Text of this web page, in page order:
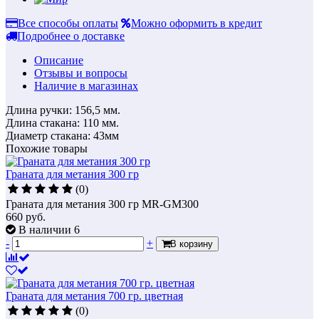
Все способы оплаты
Можно оформить в кредит
Подробнее о доставке
Описание
Отзывы и вопросы
Наличие в магазинах
Длина ручки: 156,5 мм.
Длина стакана: 110 мм.
Диаметр стакана: 43мм
Похожие товары
Граната для метания 300 гр
(0)
Граната для метания 300 гр MR-GM300
660 руб.
В наличии 6
-
+ В корзину
Граната для метания 700 гр. цветная
(0)